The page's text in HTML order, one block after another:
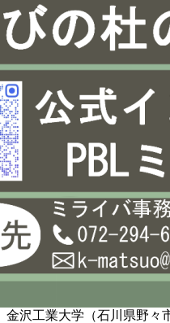
金沢工業大学（石川県野々